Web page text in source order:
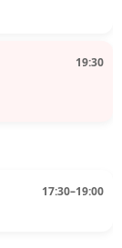
19:30
17:30–19:00